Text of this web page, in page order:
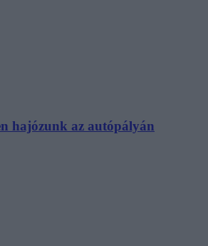
hajózunk az autópályán